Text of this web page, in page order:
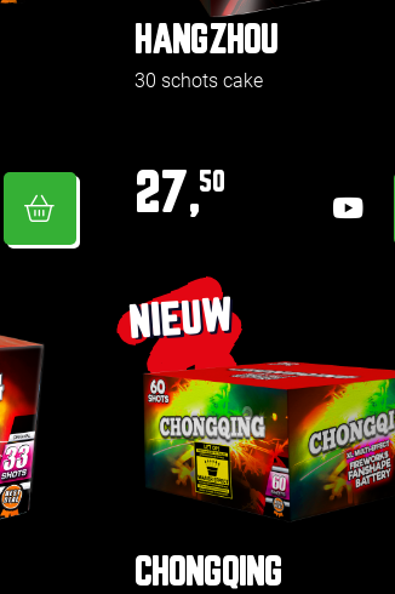
HANGZHOU
30 schots cake
27,50
NIEUW
CHONGQING